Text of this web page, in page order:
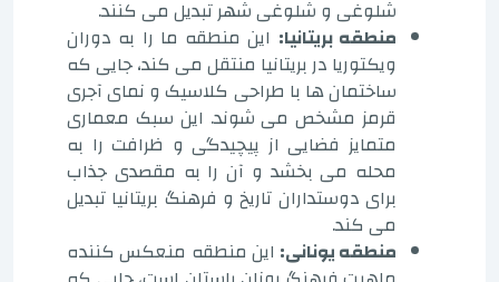
شلوغی و شلوغی شهر تبدیل می کنند.
منطقه بریتانیا: این منطقه ما را به دوران
ویکتوریا در بریتانیا منتقل می کند، جایی که
ساختمان ها با طراحی کلاسیک و نمای آجری
قرمز مشخص می شوند. این سبک معماری
متمایز فضایی از پیچیدگی و ظرافت را به
محله می بخشد و آن را به مقصدی جذاب
برای دوستداران تاریخ و فرهنگ بریتانیا تبدیل
می کند.
منطقه یونانی: این منطقه منعکس کننده